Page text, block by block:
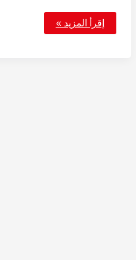
الموسم
الثالث
من
إقرأ المزيد »